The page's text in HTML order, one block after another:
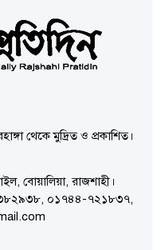
থেকে মুদ্রিত ও প্রকাশিত।
বোয়ালিয়া, রাজশাহী।
০১৭৪৪-৭২১৮৩৭,